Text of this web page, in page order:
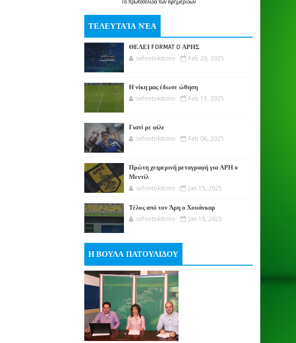
Τα πρωτοσέλιδατων εφημερίδων
ΤΕΛΕΥΤΑΊΑ ΝΈΑ
ΘΕΛΕΙ FORMAT O ΑΡΗΣ
sefontokitrino Feb 20, 2025
Η νίκη μας έδωσε ώθηση
sefontokitrino Feb 11, 2025
Γιατί ρε φίλε
sefontokitrino Feb 06, 2025
Πρώτη χειμερινή μεταγραφή για ΑΡΗ ο
Μεντίλ
sefontokitrino Jan 15, 2025
Τέλος από τον Άρη ο Χουάνκαρ
sefontokitrino Jan 15, 2025
Η ΒΟΥΛΑ ΠΑΤΟΥΛΙΔΟΥ